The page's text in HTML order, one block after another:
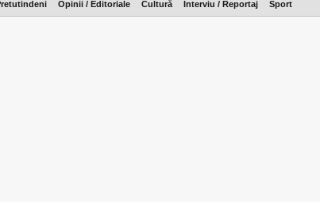
Opinii / Editoriale Cultură Interviu / Reportaj Sport